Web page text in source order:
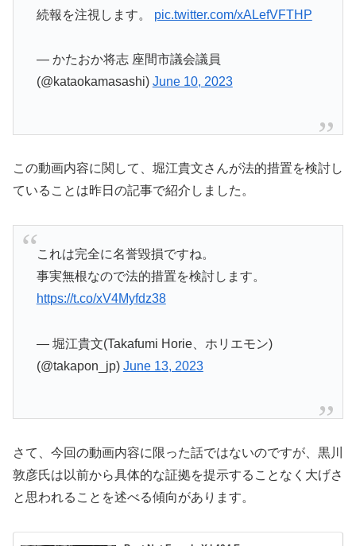
続報を注視します。 pic.twitter.com/xALefVFTHP
— かたおか将志 座間市議会議員
(@kataokamasashi) June 10, 2023
この動画内容に関して、堀江貴文さんが法的措置を検討し
ていることは昨日の記事で紹介しました。
これは完全に名誉毀損ですね。
事実無根なので法的措置を検討します。
https://t.co/xV4Myfdz38
— 堀江貴文(Takafumi Horie、ホリエモン)
(@takapon_jp) June 13, 2023
さて、今回の動画内容に限った話ではないのですが、黒川
敦彦氏は以前から具体的な証拠を提示することなく大げさ
と思われることを述べる傾向があります。